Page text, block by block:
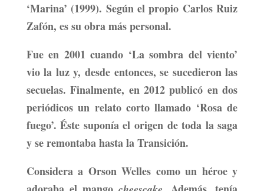
‘Marina’ (1999). Según el propio Carlos Ruiz
Zafón, es su obra más personal.
Fue en 2001 cuando ‘La sombra del viento’
vio la luz y, desde entonces, se sucedieron las
secuelas. Finalmente, en 2012 publicó en dos
periódicos un relato corto llamado ‘Rosa de
fuego’. Éste suponía el origen de toda la saga
y se remontaba hasta la Transición.
Considera a Orson Welles como un héroe y